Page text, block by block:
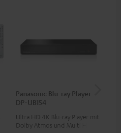
Panasonic Blu-ray Player
DP-UB154
Ultra HD 4K Blu-ray Player mit
Dolby Atmos und Multi HDR-